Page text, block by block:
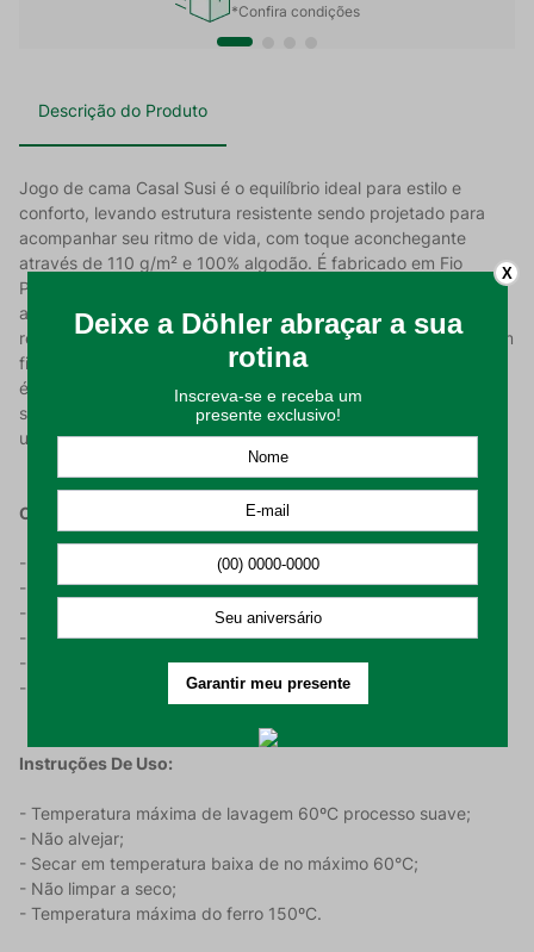
*Confira condições
Descrição do Produto
Jogo de cama Casal Susi é o equilíbrio ideal para estilo e
conforto, levando estrutura resistente sendo projetado para
acompanhar seu ritmo de vida, com toque aconchegante
através de 110 g/m² e 100% algodão. É fabricado em Fio
Penteado que é um processo de tratamento das fibras do
algodão, possuindo o objetivo de melhorar a qualidade do fio
removendo fibras curtas e irregulares, resultando assim, em um
fio mais uniforme liso e resistente. Apresenta tecido percal que
é um técnica especial de tecelagem que faz com que os fios
sejam entrelaçados de forma uniforme e justa, criando assim
uma superfície lisa e macia mais agradável ao toque.
Características Do Produto:
- Produzida em 100% algodão e 180 fios;
- Fio penteado com uma gramatura de 110 g/m2;
- Fabricado em tecido Percal;
- Estamparia digital;
- Para camas tamanho casal;
- Branca em flores, folhas em tons de verde e laranja.
Instruções De Uso:
- Temperatura máxima de lavagem 60ºC processo suave;
- Não alvejar;
- Secar em temperatura baixa de no máximo 60°C;
- Não limpar a seco;
- Temperatura máxima do ferro 150ºC.
X